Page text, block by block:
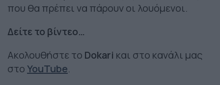
που θα πρέπει να πάρουν οι λουόμενοι.
Δείτε το βίντεο…
Ακολουθήστε το Dokari και στο κανάλι μας
στοYouTube.